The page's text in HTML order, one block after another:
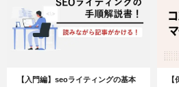
【入門編】seoライティングの基本